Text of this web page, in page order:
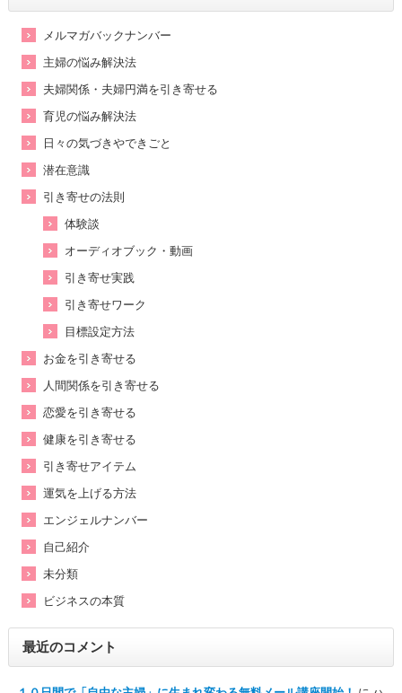
メルマガバックナンバー
主婦の悩み解決法
夫婦関係・夫婦円満を引き寄せる
育児の悩み解決法
日々の気づきやできごと
潜在意識
引き寄せの法則
体験談
オーディオブック・動画
引き寄せ実践
引き寄せワーク
目標設定方法
お金を引き寄せる
人間関係を引き寄せる
恋愛を引き寄せる
健康を引き寄せる
引き寄せアイテム
運気を上げる方法
エンジェルナンバー
自己紹介
未分類
ビジネスの本質
最近のコメント